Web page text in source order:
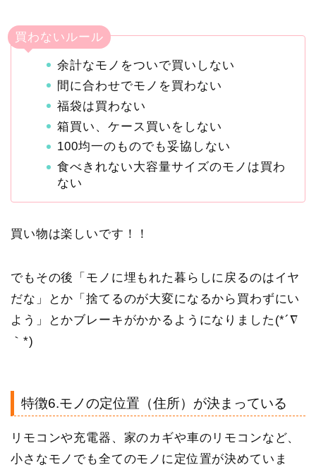
買わないルール
余計なモノをついで買いしない
間に合わせでモノを買わない
福袋は買わない
箱買い、ケース買いをしない
100均一のものでも妥協しない
食べきれない大容量サイズのモノは買わ
ない
買い物は楽しいです！！
でもその後「モノに埋もれた暮らしに戻るのはイヤ
だな」とか「捨てるのが大変になるから買わずにい
よう」とかブレーキがかかるようになりました(*´∇
｀*)
特徴6.モノの定位置（住所）が決まっている
リモコンや充電器、家のカギや車のリモコンなど、
小さなモノでも全てのモノに定位置が決めていま